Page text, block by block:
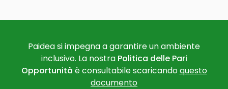
Paidea si impegna a garantire un ambiente
inclusivo. La nostra Politica delle Pari
Opportunità è consultabile scaricandoquesto
documento